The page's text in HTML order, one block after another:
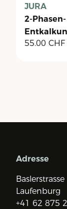
JURA
2-Phasen-
- Dose à
55.00 CHF
Adresse
Baslerstrasse
Laufenburg
+41 62 875